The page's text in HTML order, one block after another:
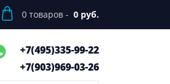
0 товаров - 0 руб.
+7(495)335-99-22
+7(903)969-03-26